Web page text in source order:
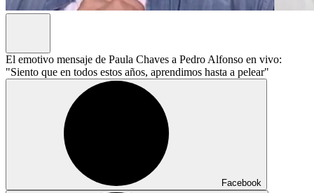
El emotivo mensaje de Paula Chaves a Pedro Alfonso en vivo:
"Siento que en todos estos años, aprendimos hasta a pelear"
Facebook